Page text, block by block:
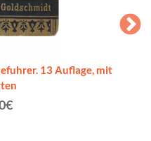
13 Auflage, mit